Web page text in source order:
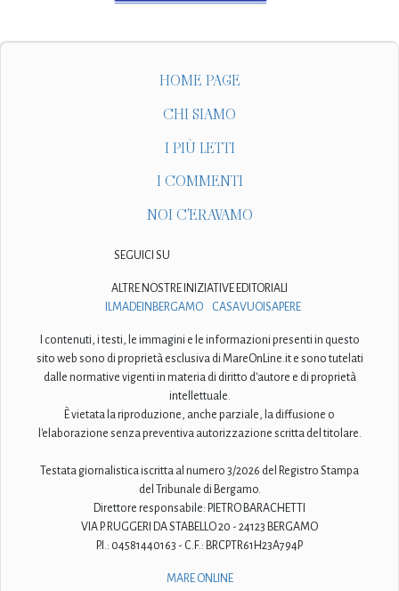
HOME PAGE
CHI SIAMO
I PIÙ LETTI
I COMMENTI
NOI C'ERAVAMO
SEGUICI SU
ALTRE NOSTRE INIZIATIVE EDITORIALI
ILMADEINBERGAMO
CASAVUOISAPERE
I contenuti, i testi, le immagini e le informazioni presenti in questo
sito web sono di proprietà esclusiva di MareOnLine.it e sono tutelati
dalle normative vigenti in materia di diritto d'autore e di proprietà
intellettuale.
È vietata la riproduzione, anche parziale, la diffusione o
l'elaborazione senza preventiva autorizzazione scritta del titolare.
Testata giornalistica iscritta al numero 3/2026 del Registro Stampa
del Tribunale di Bergamo.
Direttore responsabile: PIETRO BARACHETTI
VIA P. RUGGERI DA STABELLO 20 - 24123 BERGAMO
P.I.: 04581440163 - C.F.: BRCPTR61H23A794P
MARE ONLINE